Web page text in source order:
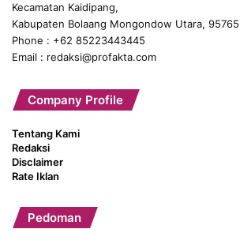
Kecamatan Kaidipang,
Kabupaten Bolaang Mongondow Utara, 95765
Phone : +62 85223443445
Email : redaksi@profakta.com
Company Profile
Tentang Kami
Redaksi
Disclaimer
Rate Iklan
Pedoman